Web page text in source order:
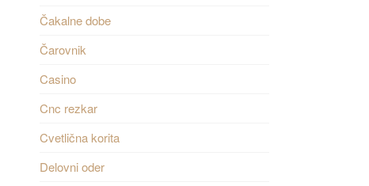
Čakalne dobe
Čarovnik
Casino
Cnc rezkar
Cvetlična korita
Delovni oder